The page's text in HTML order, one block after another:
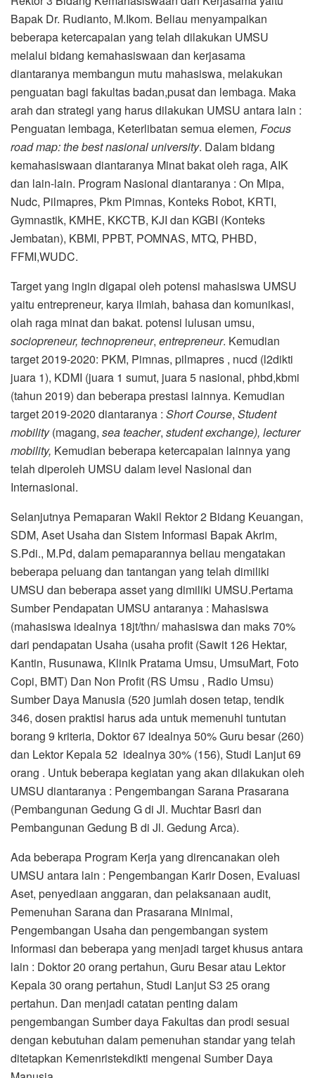
Bapak Dr. Rudianto, M.Ikom. Beliau menyampaikan
beberapa ketercapaian yang telah dilakukan UMSU
melalui bidang kemahasiswaan dan kerjasama
diantaranya membangun mutu mahasiswa, melakukan
penguatan bagi fakultas badan,pusat dan lembaga. Maka
arah dan strategi yang harus dilakukan UMSU antara lain :
Penguatan lembaga, Keterlibatan semua elemen, Focus
road map: the best nasional university. Dalam bidang
kemahasiswaan diantaranya Minat bakat oleh raga, AIK
dan lain-lain. Program Nasional diantaranya : On Mipa,
Nudc, Pilmapres, Pkm Pimnas, Konteks Robot, KRTI,
Gymnastik, KMHE, KKCTB, KJI dan KGBI (Konteks
Jembatan), KBMI, PPBT, POMNAS, MTQ, PHBD,
FFMI,WUDC.
Target yang ingin digapai oleh potensi mahasiswa UMSU
yaitu entrepreneur, karya ilmiah, bahasa dan komunikasi,
olah raga minat dan bakat. potensi lulusan umsu,
sociopreneur, technopreneur, entrepreneur. Kemudian
target 2019-2020: PKM, Pimnas, pilmapres , nucd (l2dikti
juara 1), KDMI (juara 1 sumut, juara 5 nasional, phbd,kbmi
(tahun 2019) dan beberapa prestasi lainnya. Kemudian
target 2019-2020 diantaranya : Short Course, Student
mobility(magang, sea teacher, student exchange), lecturer
mobility, Kemudian beberapa ketercapaian lainnya yang
telah diperoleh UMSU dalam level Nasional dan
Internasional.
Selanjutnya Pemaparan Wakil Rektor 2 Bidang Keuangan,
SDM, Aset Usaha dan Sistem Informasi Bapak Akrim,
S.Pdi., M.Pd, dalam pemaparannya beliau mengatakan
beberapa peluang dan tantangan yang telah dimiliki
UMSU dan beberapa asset yang dimiliki UMSU.Pertama
Sumber Pendapatan UMSU antaranya : Mahasiswa
(mahasiswa idealnya 18jt/thn/ mahasiswa dan maks 70%
dari pendapatan Usaha (usaha profit (Sawit 126 Hektar,
Kantin, Rusunawa, Klinik Pratama Umsu, UmsuMart, Foto
Copi, BMT) Dan Non Profit (RS Umsu , Radio Umsu)
Sumber Daya Manusia (520 jumlah dosen tetap, tendik
346, dosen praktisi harus ada untuk memenuhi tuntutan
borang 9 kriteria, Doktor 67 idealnya 50% Guru besar (260)
dan Lektor Kepala 52 idealnya 30% (156), Studi Lanjut 69
orang . Untuk beberapa kegiatan yang akan dilakukan oleh
UMSU diantaranya : Pengembangan Sarana Prasarana
(Pembangunan Gedung G di Jl. Muchtar Basri dan
Pembangunan Gedung B di Jl. Gedung Arca).
Ada beberapa Program Kerja yang direncanakan oleh
UMSU antara lain : Pengembangan Karir Dosen, Evaluasi
Aset, penyediaan anggaran, dan pelaksanaan audit,
Pemenuhan Sarana dan Prasarana Minimal,
Pengembangan Usaha dan pengembangan system
Informasi dan beberapa yang menjadi target khusus antara
lain : Doktor 20 orang pertahun, Guru Besar atau Lektor
Kepala 30 orang pertahun, Studi Lanjut S3 25 orang
pertahun. Dan menjadi catatan penting dalam
pengembangan Sumber daya Fakultas dan prodi sesuai
dengan kebutuhan dalam pemenuhan standar yang telah
ditetapkan Kemenristekdikti mengenai Sumber Daya